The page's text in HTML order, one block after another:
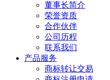
董事长简介
荣誉资质
合作伙伴
公司历程
联系我们
产品服务
商标转让交易